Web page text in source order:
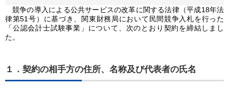
競争の導入による公共サービスの改革に関する法律（平成18年法
律第51号）に基づき、関東財務局において民間競争入札を行った
「公認会計士試験事業」について、次のとおり契約を締結しまし
た。
１．契約の相手方の住所、名称及び代表者の氏名